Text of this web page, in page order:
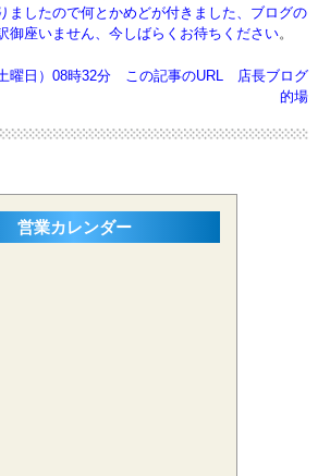
ましたので何とかめどが付きました、 ブログの
御座いません、今しばらくお待ちください。
曜日）08時32分 この記事のURL
店長ブログ
的場
営業カレンダー